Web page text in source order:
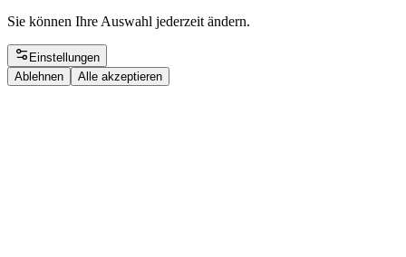
Sie können Ihre Auswahl jederzeit ändern.
Einstellungen
Ablehnen
Alle akzeptieren